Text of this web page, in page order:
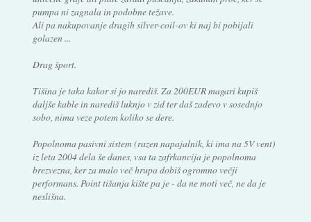
pumpa ni zagnala in podobne težave.
Ali pa nakupovanje dragih silver-coil-ov ki naj bi pobijali
golazen ...
Drag šport.
Tišina je taka kakor si jo narediš. Za 200EUR magari kupiš
daljše kable in narediš luknjo v zid ter daš zadevo v sosednjo
sobo, nima veze potem koliko se dere.
Popolnoma pasivni sistem (razen napajalnik, ki ima na 5V vent)
iz leta 2004 dela še danes, vsa ta zafrkancija je popolnoma
brezvezna, ker za malo več hrupa dobiš ogromno večji
performans. Point tišanja kište pa je - da ne moti več, ne da je
neslišna.